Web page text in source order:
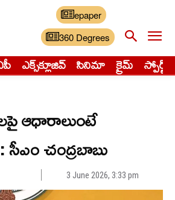
epaper
360 Degrees
ఎక్స్‌క్లూజివ్‌ సినిమా క్రైమ్ స్పోర్ట్స్
ఆధారాలుంటే
చంద్ర‌బాబు
3 June 2026, 3:33 pm